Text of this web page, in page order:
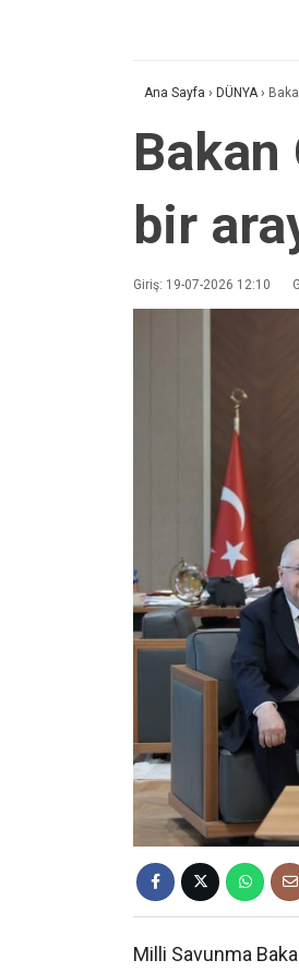
Ana Sayfa › DÜNYA ›
Bakan
bir
Giriş: 19-07-2026 12:10
Milli Savunma